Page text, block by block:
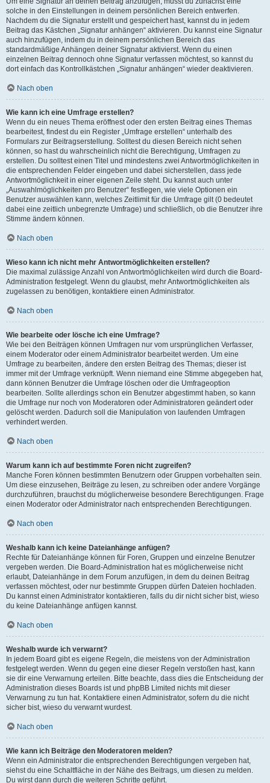
solche in den Einstellungen in deinem persönlichen Bereich entwerfen.
Nachdem du die Signatur erstellt und gespeichert hast, kannst du in jedem
Beitrag das Kästchen „Signatur anhängen“ aktivieren. Du kannst eine Signatur
auch hinzufügen, indem du in deinem persönlichen Bereich das
standardmäßige Anhängen deiner Signatur aktivierst. Wenn du einen
einzelnen Beitrag dennoch ohne Signatur verfassen möchtest, so kannst du
dort einfach das Kontrollkästchen „Signatur anhängen“ wieder deaktivieren.
Nach oben
Wie kann ich eine Umfrage erstellen?
Wenn du ein neues Thema eröffnest oder den ersten Beitrag eines Themas
bearbeitest, findest du ein Register „Umfrage erstellen“ unterhalb des
Formulars zur Beitragserstellung. Solltest du diesen Bereich nicht sehen
können, so hast du wahrscheinlich nicht die Berechtigung, Umfragen zu
erstellen. Du solltest einen Titel und mindestens zwei Antwortmöglichkeiten in
die entsprechenden Felder eingeben und dabei sicherstellen, dass jede
Antwortmöglichkeit in einer eigenen Zeile steht. Du kannst auch unter
„Auswahlmöglichkeiten pro Benutzer“ festlegen, wie viele Optionen ein
Benutzer auswählen kann, welches Zeitlimit für die Umfrage gilt (0 bedeutet
dabei eine zeitlich unbegrenzte Umfrage) und schließlich, ob die Benutzer ihre
Stimme ändern können.
Nach oben
Wieso kann ich nicht mehr Antwortmöglichkeiten erstellen?
Die maximal zulässige Anzahl von Antwortmöglichkeiten wird durch die Board-
Administration festgelegt. Wenn du glaubst, mehr Antwortmöglichkeiten als
zugelassen zu benötigen, kontaktiere einen Administrator.
Nach oben
Wie bearbeite oder lösche ich eine Umfrage?
Wie bei den Beiträgen können Umfragen nur vom ursprünglichen Verfasser,
einem Moderator oder einem Administrator bearbeitet werden. Um eine
Umfrage zu bearbeiten, ändere den ersten Beitrag des Themas; dieser ist
immer mit der Umfrage verknüpft. Wenn niemand eine Stimme abgegeben hat,
dann können Benutzer die Umfrage löschen oder die Umfrageoption
bearbeiten. Sollte allerdings schon ein Benutzer abgestimmt haben, so kann
die Umfrage nur noch von Moderatoren oder Administratoren geändert oder
gelöscht werden. Dadurch soll die Manipulation von laufenden Umfragen
verhindert werden.
Nach oben
Warum kann ich auf bestimmte Foren nicht zugreifen?
Manche Foren können bestimmten Benutzern oder Gruppen vorbehalten sein.
Um diese einzusehen, Beiträge zu lesen, zu schreiben oder andere Vorgänge
durchzuführen, brauchst du möglicherweise besondere Berechtigungen. Frage
einen Moderator oder Administrator nach entsprechenden Berechtigungen.
Nach oben
Weshalb kann ich keine Dateianhänge anfügen?
Rechte für Dateianhänge können für Foren, Gruppen und einzelne Benutzer
vergeben werden. Die Board-Administration hat es möglicherweise nicht
erlaubt, Dateianhänge in dem Forum anzufügen, in dem du deinen Beitrag
verfassen möchtest, oder nur bestimmte Gruppen dürfen Dateien hochladen.
Du kannst einen Administrator kontaktieren, falls du dir nicht sicher bist, wieso
du keine Dateianhänge anfügen kannst.
Nach oben
Weshalb wurde ich verwarnt?
In jedem Board gibt es eigene Regeln, die meistens von der Administration
festgelegt werden. Wenn du gegen eine dieser Regeln verstoßen hast, kann
sie dir eine Verwarnung erteilen. Bitte beachte, dass dies die Entscheidung der
Administration dieses Boards ist und phpBB Limited nichts mit dieser
Verwarnung zu tun hat. Kontaktiere einen Administrator, sofern du die nicht
sicher bist, wieso du verwarnt wurdest.
Nach oben
Wie kann ich Beiträge den Moderatoren melden?
Wenn ein Administrator die entsprechenden Berechtigungen vergeben hat,
siehst du eine Schaltfläche in der Nähe des Beitrags, um diesen zu melden.
Du wirst dann durch die weiteren Schritte geführt.